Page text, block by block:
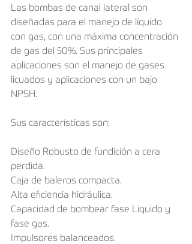
Las bombas de canal lateral son
diseñadas para el manejo de líquido
con gas, con una máxima concentración
de gas del 50%. Sus principales
aplicaciones son el manejo de gases
licuados y aplicaciones con un bajo
NPSH.
Sus características son:
Diseño Robusto de fundición a cera
perdida.
Caja de baleros compacta.
Alta eficiencia hidráulica.
Capacidad de bombear fase Liquido y
fase gas.
Impulsores balanceados.